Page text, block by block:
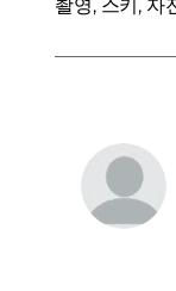
촬영, 스키, 자